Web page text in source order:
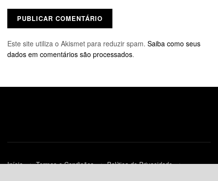
Este site utiliza o Akismet para reduzir spam. Saiba como seus
dados em comentários são processados.
Início Termos e Condições
Política de Privacidade